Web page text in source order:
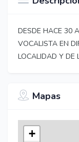
DESDE HACE 30
VOCALISTA EN
LOCALIDAD Y DE
Mapas
+